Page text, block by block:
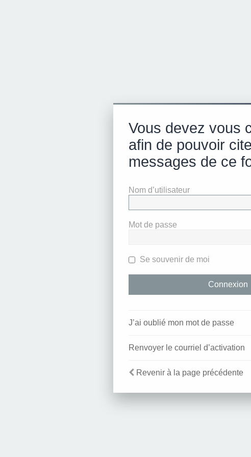
Vous devez vous
afin de pouvoir
messages de ce
Nom d’utilisateur
Mot de passe
Se souvenir de moi
J’ai oublié mon mot de passe
Renvoyer le courriel d’activation
Revenir à la page précédente